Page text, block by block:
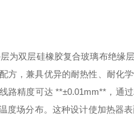
为双层硅橡胶复合玻璃布绝缘层
方，兼具优异的耐热性、耐化
路精度可达 **±0.01mm**，通
度场分布。这种设计使加热器